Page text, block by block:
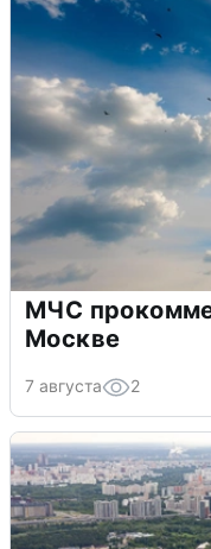
МЧС
Москве
7 августа 2